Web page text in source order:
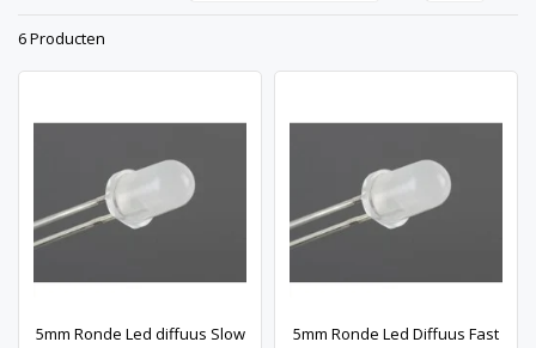
6 Producten
5mm Ronde Led diffuus Slow
5mm Ronde Led Diffuus Fast